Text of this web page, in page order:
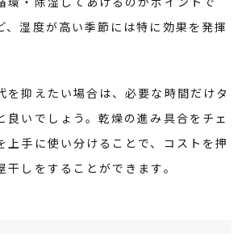
、湿度が高い季節には特に効果を発揮
を抑えたい場合は、必要な時間だけタ
良いでしょう。乾燥の進み具合をチェ
上手に使い分けることで、コストを押
干しをすることができます。